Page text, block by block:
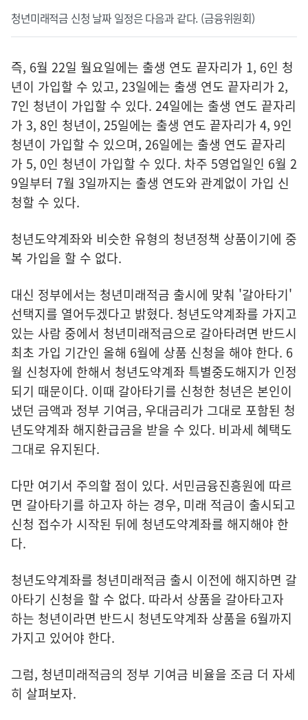
청년미래적금 신청 날짜 일정은 다음과 같다. (금융위원회)
즉, 6월 22일 월요일에는 출생 연도 끝자리가 1, 6인 청
년이 가입할 수 있고, 23일에는 출생 연도 끝자리가 2,
7인 청년이 가입할 수 있다. 24일에는 출생 연도 끝자리
가 3, 8인 청년이, 25일에는 출생 연도 끝자리가 4, 9인
청년이 가입할 수 있으며, 26일에는 출생 연도 끝자리
가 5, 0인 청년이 가입할 수 있다. 차주 5영업일인 6월 2
9일부터 7월 3일까지는 출생 연도와 관계없이 가입 신
청할 수 있다.
청년도약계좌와 비슷한 유형의 청년정책 상품이기에 중
복 가입을 할 수 없다.
대신 정부에서는 청년미래적금 출시에 맞춰 '갈아타기'
선택지를 열어두겠다고 밝혔다. 청년도약계좌를 가지고
있는 사람 중에서 청년미래적금으로 갈아타려면 반드시
최초 가입 기간인 올해 6월에 상품 신청을 해야 한다. 6
월 신청자에 한해서 청년도약계좌 특별중도해지가 인정
되기 때문이다. 이때 갈아타기를 신청한 청년은 본인이
냈던 금액과 정부 기여금, 우대금리가 그대로 포함된 청
년도약계좌 해지환급금을 받을 수 있다. 비과세 혜택도
그대로 유지된다.
다만 여기서 주의할 점이 있다. 서민금융진흥원에 따르
면 갈아타기를 하고자 하는 경우, 미래 적금이 출시되고
신청 접수가 시작된 뒤에 청년도약계좌를 해지해야 한
다.
청년도약계좌를 청년미래적금 출시 이전에 해지하면 갈
아타기 신청을 할 수 없다. 따라서 상품을 갈아타고자
하는 청년이라면 반드시 청년도약계좌 상품을 6월까지
가지고 있어야 한다.
그럼, 청년미래적금의 정부 기여금 비율을 조금 더 자세
히 살펴보자.